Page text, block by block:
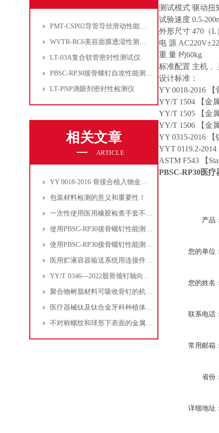
PMT-CSP02导管导丝滑动性能测试仪
WVTR-RC6美容面膜透湿性测试仪
LT-03A复合软管密封性测试仪
PBSC-RP30接骨螺钉自攻性能测试‌仪
LT-PNP滴眼剂密封性检测仪
相关文章
ARTICLE
YY 0018-2016 骨接合植入物金属接骨螺钉性能测试项目及检测仪器介绍
包装材料检测的意义和重要性！
一次性使用医用橡胶检查手套不透水试验
使用PBSC-RP30接骨螺钉性能测试仪检测医疗器械颌骨钉的扭转性能
使用PBSC-RP30接骨螺钉性能测试仪检测脊柱植入物金属螺钉的综合性能
医用贮液容器输送系统用连接件 第1部分：通用要求和通用试验方法
YY/T 0346—2022股骨颈钉轴向插入力测定方法
聚合物树脂材料可吸收骨钉的机械性能要求和测试
医疗器械钛及钛合金牙科种植体的机械性能测试方案
不对称螺纹和球形下表面的金属接骨螺钉的机械性能
测试模式 驱动扭
试验速度 0.5-
外形尺寸 470（L
电 源
重 量 约60kg
标准配置 主机
设计标准：
YY 0018-2016
YY/T 1504 【金
YY/T 1505 【金
YY/T 1506 【金
YY 0315-2016
YYT 0119.2-
ASTM F543 【
PBSC-RP30医疗
产品
您的单位
您的姓名
联系电话
常用邮箱
省份
详细地址